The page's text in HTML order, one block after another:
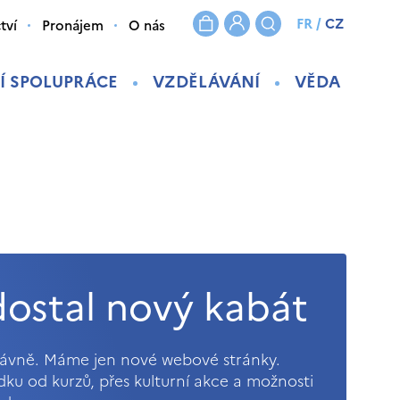
SPOLUPRÁCE VZDĚLÁVÁNÍ VĚDA
Pronájem O nás FR/CZ
nový kabát
Máme jen nové webové stránky.
od kurzů, přes kulturní akce a možnosti